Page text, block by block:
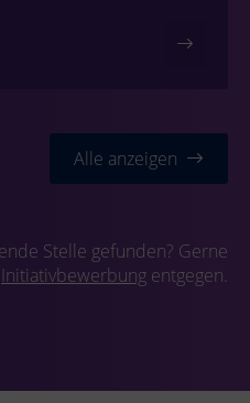
Alle anzeigen
Stelle gefunden? Gerne
Initiativbewerbung entgegen.